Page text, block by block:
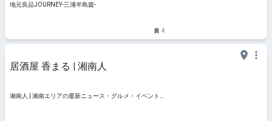
地元良品JOURNEY-三浦半島篇-
4
居酒屋 香まる | 湘南人
湘南人 | 湘南エリアの最新ニュース・グルメ・イベント